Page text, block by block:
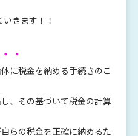
きます！！
・
に税金を納める手続きのこ
、その基づいて税金の計算
らの税金を正確に納めるた